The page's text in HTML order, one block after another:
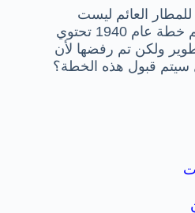
العائم ليست
الأولى في لندن فقد تم تقديم خطة عام 1940 تحتوي
ولكن تم رفضها لأن
سيتم قبول هذه الخطة؟